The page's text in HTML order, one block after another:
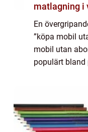
matlagning i
En
”köpa mobil
mobil utan
populärt bland
teleoperatör